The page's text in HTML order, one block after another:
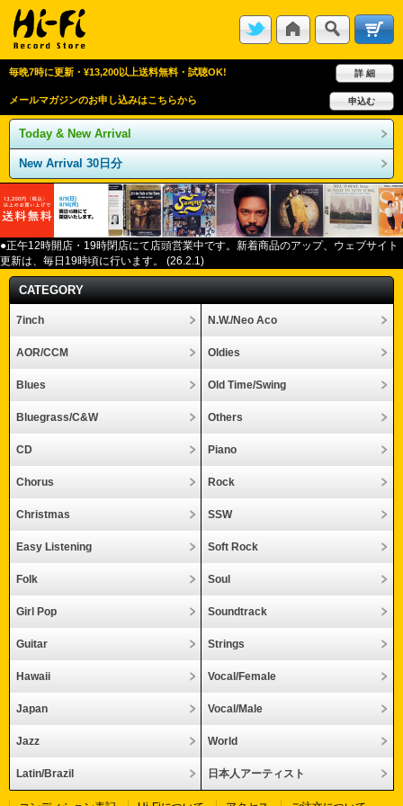
毎晩7時に更新・¥13,200以上送料無料・試聴OK! 詳 細
メールマガジンのお申し込みはこちらから 申込む
Today & New Arrival
New Arrival 30日分
●正午12時開店・ 19時閉店にて店頭営業中です。新着商品のアップ、ウェブサイト
更新は、毎日 19時頃に行います。 (26.2.1)
CATEGORY
7inch N.W./Neo Aco
AOR/CCM Oldies
Blues Old Time/Swing
Bluegrass/C&W Others
CD Piano
Chorus Rock
Christmas SSW
Easy Listening Soft Rock
Folk Soul
Girl Pop Soundtrack
Guitar Strings
Hawaii Vocal/Female
Japan Vocal/Male
Jazz World
Latin/Brazil 日本人アーティスト